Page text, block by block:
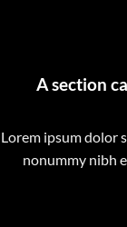
A section
Lorem ipsum dolor
nonummy nibh